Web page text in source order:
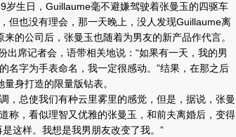
岁生日，Guillaume毫不避嫌驾驶着张曼玉的四驱车
但也没有理会，那一天晚上，没人发现Guillaume离
的公司后，张曼玉也随着为男友的新产品作代言。
席记者会，语带相关地说：“如果有一天，我的男
名字为手表命名，我一定很感动。”结果，在那之后
身打造的限量版钻表。
总使我们有种云里雾里的感觉，但是，据说，张曼
称，看似理智又优雅的张曼玉，和前夫离婚后，变得
这样。我想是我男朋友改变了我。”